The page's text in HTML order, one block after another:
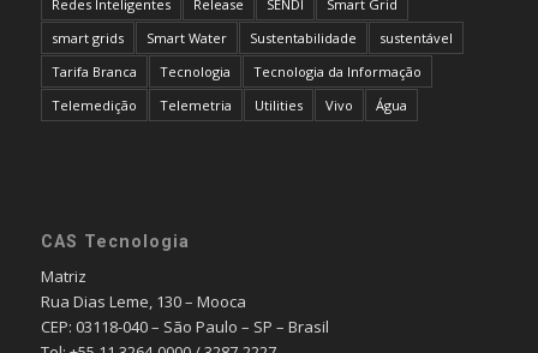
Redes Inteligentes
Release SENDI
Smart Grid
smart grids
Smart Water Sustentabilidade
sustentável
Tarifa Branca
Tecnologia
Tecnologia da Informação
Telemedição
Telemetria Utilities Vivo Água
CAS Tecnologia
Matriz
Rua Dias Leme, 130 – Mooca
CEP: 03118-040 – São Paulo – SP – Brasil